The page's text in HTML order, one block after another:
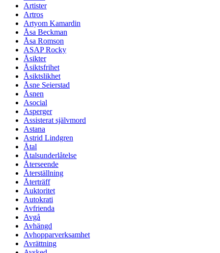
Artister
Artros
Artyom Kamardin
Åsa Beckman
Åsa Romson
ASAP Rocky
Åsikter
Åsiktsfrihet
Åsiktslikhet
Åsne Seierstad
Åsnen
Asocial
Asperger
Assisterat självmord
Astana
Astrid Lindgren
Åtal
Åtalsunderlåtelse
Återseende
Återställning
Återträff
Auktoritet
Autokrati
Avfrienda
Avgå
Avhängd
Avhopparverksamhet
Avrättning